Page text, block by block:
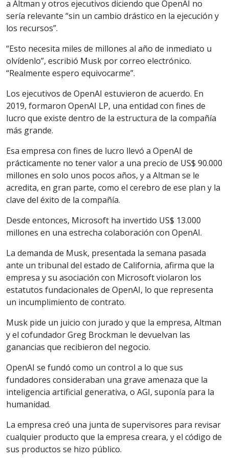
a Altman y otros ejecutivos diciendo que OpenAI no
sería relevante “sin un cambio drástico en la ejecución y
los recursos”.
“Esto necesita miles de millones al año de inmediato u
olvídenlo”, escribió Musk por correo electrónico.
“Realmente espero equivocarme”.
Los ejecutivos de OpenAI estuvieron de acuerdo. En
2019, formaron OpenAI LP, una entidad con fines de
lucro que existe dentro de la estructura de la compañía
más grande.
Esa empresa con fines de lucro llevó a OpenAI de
prácticamente no tener valor a una precio de US$ 90.000
millones en solo unos pocos años, y a Altman se le
acredita, en gran parte, como el cerebro de ese plan y la
clave del éxito de la compañía.
Desde entonces, Microsoft ha invertido US$ 13.000
millones en una estrecha colaboración con OpenAI.
La demanda de Musk, presentada la semana pasada
ante un tribunal del estado de California, afirma que la
empresa y su asociación con Microsoft violaron los
estatutos fundacionales de OpenAI, lo que representa
un incumplimiento de contrato.
Musk pide un juicio con jurado y que la empresa, Altman
y el cofundador Greg Brockman le devuelvan las
ganancias que recibieron del negocio.
OpenAI se fundó como un control a lo que sus
fundadores consideraban una grave amenaza que la
inteligencia artificial generativa, o AGI, suponía para la
humanidad.
La empresa creó una junta de supervisores para revisar
cualquier producto que la empresa creara, y el código de
sus productos se hizo público.